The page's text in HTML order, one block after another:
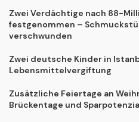
Zwei Verdächtige nach 88-
festgenommen –
verschwunden
Zwei deutsche Kinder in
Lebensmittelvergiftung
Zusätzliche Feiertage an
Brückentage und